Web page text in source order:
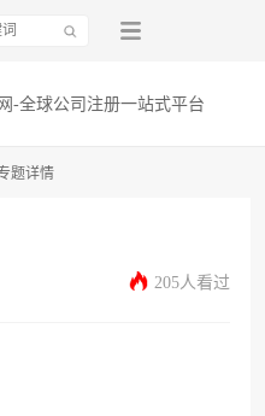
-全球公司注册一站式平台
题详情
205人看过